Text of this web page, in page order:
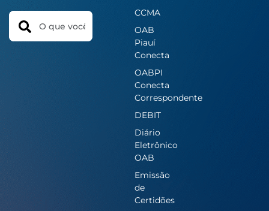
Search
CCMA
OAB
Piauí
Conecta
OABPI
Conecta
Correspondente
DEBIT
Diário
Eletrônico
OAB
Emissão
de
Certidões